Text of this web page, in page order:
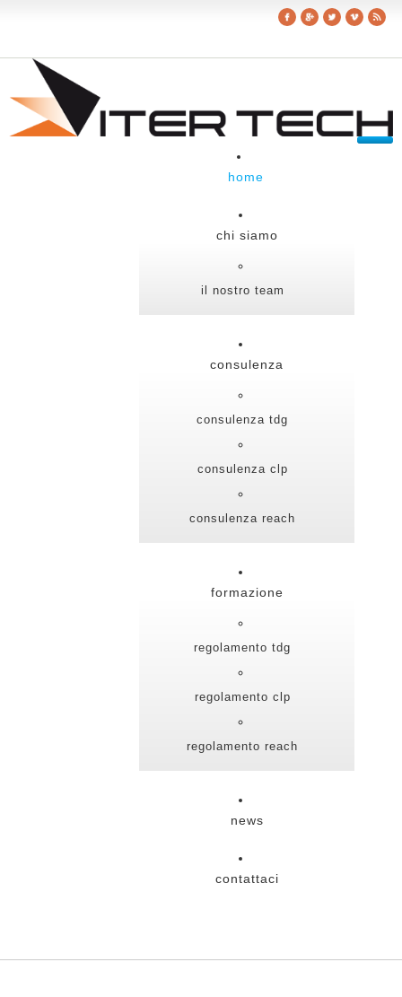
home
chi siamo
il nostro team
consulenza
consulenza tdg
consulenza clp
consulenza reach
formazione
regolamento tdg
regolamento clp
regolamento reach
news
contattaci